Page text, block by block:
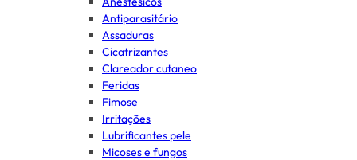
Antiparasitário
Assaduras
Cicatrizantes
Clareador cutaneo
Feridas
Fimose
Irritações
Lubrificantes pele
Micoses e fungos